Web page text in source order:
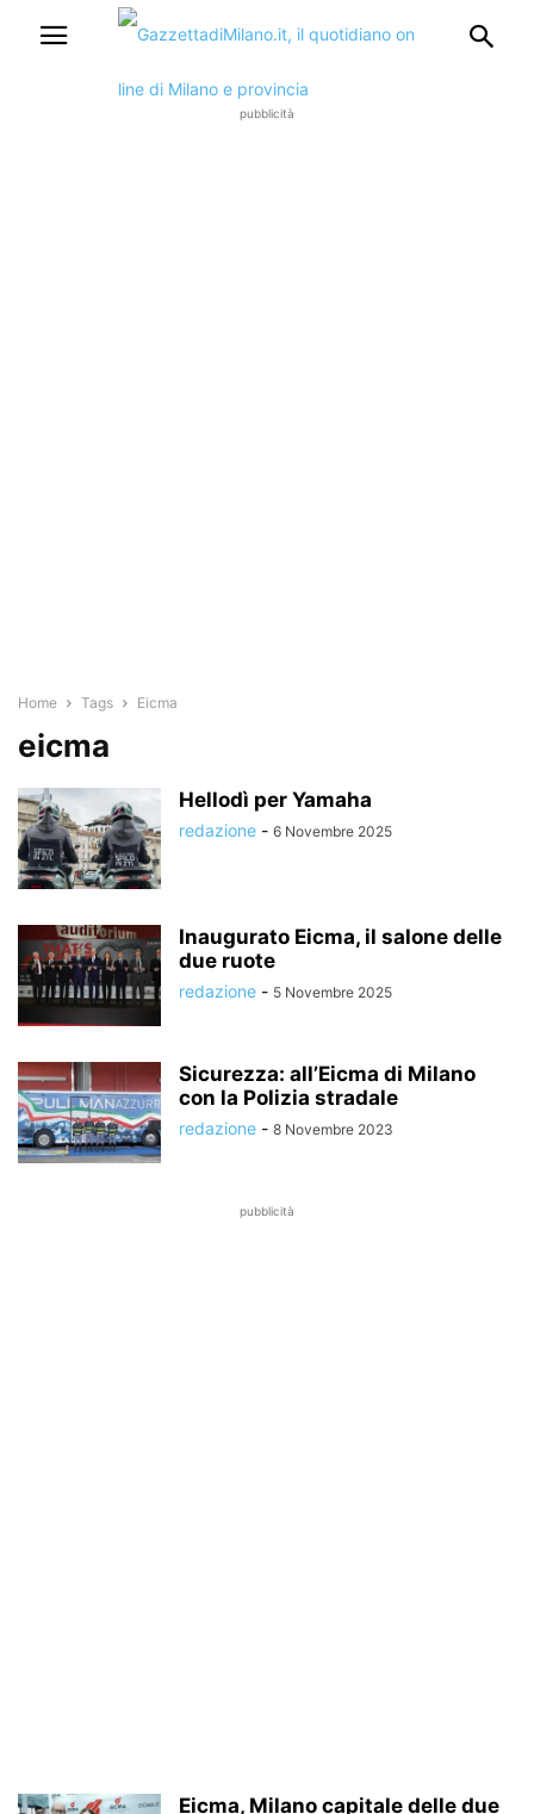
pubblicità
Home Tags Eicma
eicma
Hellodì per Yamaha
redazione - 6 Novembre 2025
Inaugurato Eicma, il salone delle
due ruote
redazione - 5 Novembre 2025
Sicurezza: all’Eicma di Milano
con la Polizia stradale
redazione - 8 Novembre 2023
pubblicità
Eicma, Milano capitale delle due